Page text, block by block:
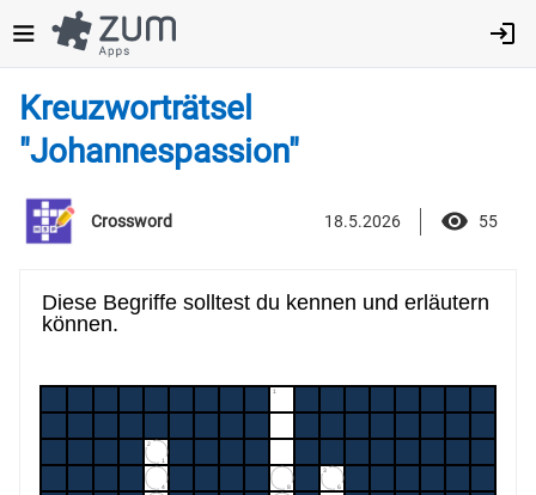
zum
Inhalt
Kreuzworträtsel
"Johannespassion"
Crossword 18.5.2026 55